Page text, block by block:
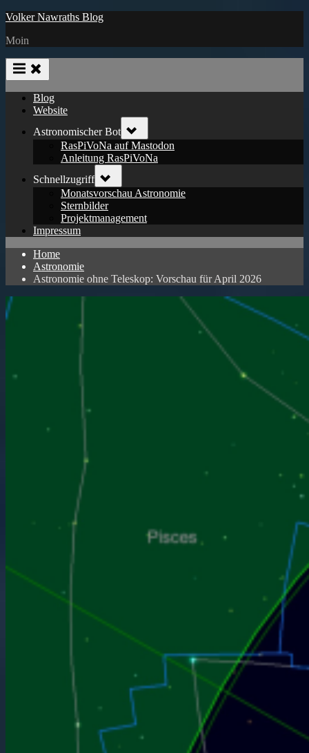
Skip
content
Volker Nawraths Blog
Moin
Blog
Website
Astronomischer Bot sub-
menu
RasPiVoNa auf Mastodon
Anleitung RasPiVoNa
Schnellzugriff sub-
menu
Monatsvorschau Astronomie
Sternbilder
Projektmanagement
Impressum
Home
Astronomie
Astronomie ohne Teleskop: Vorschau für April 2026